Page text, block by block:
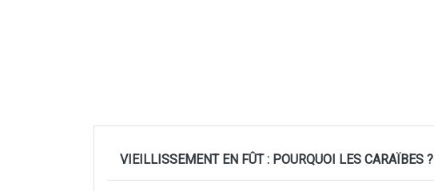
VIEILLISSEMENT EN FÛT : POURQUOI LES CARAÏBES ?